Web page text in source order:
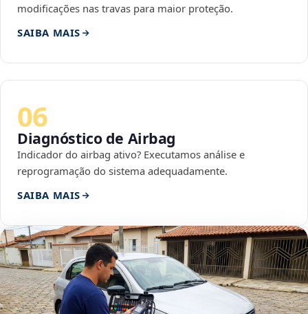
modificações nas travas para maior proteção.
SAIBA MAIS
06
Diagnóstico de Airbag
Indicador do airbag ativo? Executamos análise e
reprogramação do sistema adequadamente.
SAIBA MAIS